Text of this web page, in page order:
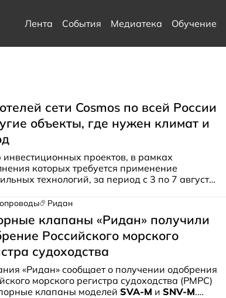
Лента События Медиатека Обучение
сети Cosmos по всей России
объекты, где нужен климат и
инвестиционных проектов, в рамках
которых требуется применение
технологий, за период с 3 по 7 августа
Ридан
клапаны «Ридан» получили
Российского морского
судоходства
«Ридан» сообщает о получении одобрения
морского регистра судоходства (РМРС)
клапаны моделейSVA‑M иSNV‑M.